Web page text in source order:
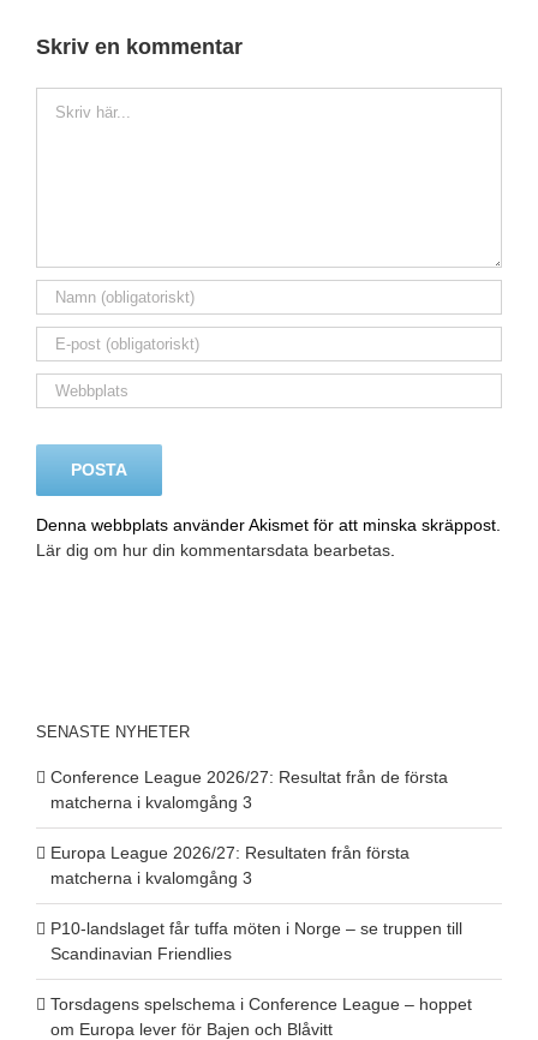
Skriv en kommentar
Denna webbplats använder Akismet för att minska skräppost.
Lär dig om hur din kommentarsdata bearbetas
SENASTE NYHETER
Conference League 2026/27: Resultat från de första
matcherna i kvalomgång 3
Europa League 2026/27: Resultaten från första
matcherna i kvalomgång 3
P10-landslaget får tuffa möten i Norge – se truppen till
Scandinavian Friendlies
Torsdagens spelschema i Conference League – hoppet
om Europa lever för Bajen och Blåvitt